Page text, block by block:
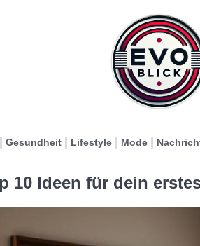
Gesundheit Lifestyle Mode
10 Ideen für dein